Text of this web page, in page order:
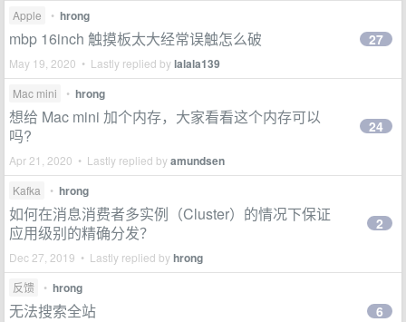
Apple • hrong
mbp 16inch 触摸板太大经常误触怎么破
May 19, 2020 • Lastly replied bylalala139
27
Mac mini • hrong
想给 Mac mini 加个内存，大家看看这个内存可以
吗?
Apr 21, 2020 • Lastly replied byamundsen
24
Kafka • hrong
如何在消息消费者多实例（Cluster）的情况下保证
应用级别的精确分发？
Dec 27, 2019 • Lastly replied byhrong
2
反馈 • hrong
无法搜索全站 6